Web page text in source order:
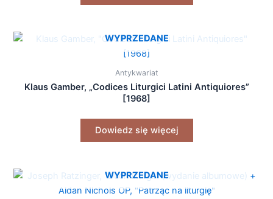
WYPRZEDANE
Antykwariat
Klaus Gamber, „Codices Liturgici Latini Antiquiores”
[1968]
Dowiedz się więcej
WYPRZEDANE